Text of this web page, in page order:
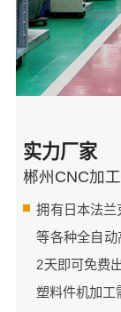
实力厂家
郴州CNC加
拥有日本法兰
等各种全自动
2天即可免费
塑料件机加工